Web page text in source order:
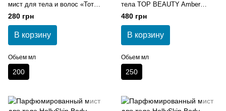
мист для тела и волос «Тот
день у моря» Soika & GTM
280 грн
В корзину
Обьем мл
200
тела TOP BEAUTY Amber
Palace Perfumed Body Mist
480 грн
В корзину
Обьем мл
250